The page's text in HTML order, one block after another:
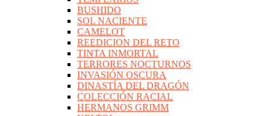
BUSHIDO
SOL NACIENTE
CAMELOT
REEDICION DEL RETO
TINTA INMORTAL
TERRORES NOCTURNOS
INVASIÓN OSCURA
DINASTÍA DEL DRAGÓN
COLECCIÓN RACIAL
HERMANOS GRIMM